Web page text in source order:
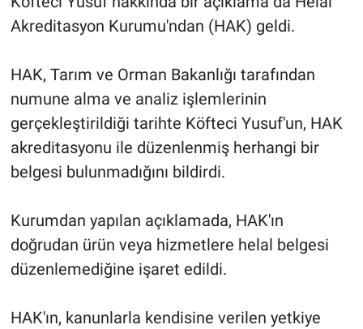
Akreditasyon Kurumu'ndan (HAK) geldi.
HAK, Tarım ve Orman Bakanlığı tarafından
numune alma ve analiz işlemlerinin
gerçekleştirildiği tarihte Köfteci Yusuf'un, HAK
akreditasyonu ile düzenlenmiş herhangi bir
belgesi bulunmadığını bildirdi.
Kurumdan yapılan açıklamada, HAK'ın
doğrudan ürün veya hizmetlere helal belgesi
düzenlemediğine işaret edildi.
HAK'ın, kanunlarla kendisine verilen yetkiye
Gündem Özel
Günün görüntüsü
Haber
İlan
Koronavirüs